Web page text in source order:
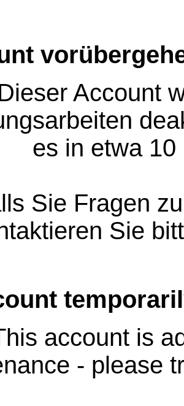
Account
es in etwa
Sie Fragen
Sie
account is
- please